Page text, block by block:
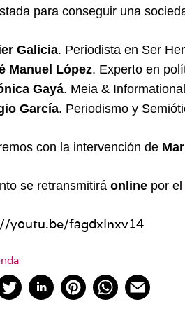
para conseguir una
Galicia. Periodista en Ser
Manuel López. Experto en
Gayá. Meia &
García. Periodismo y
con la intervención de
se retransmitirá online por el
youtu.be/fagdxInxv14